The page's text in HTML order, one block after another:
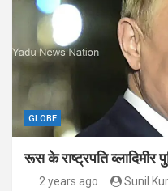
GLOBE
रूस के राष्ट्रपति व्लादिमीर
2 years ago Sunil